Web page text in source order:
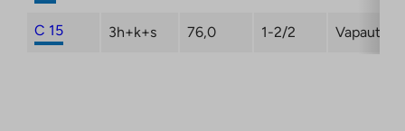
C 15 3h+k+s 76,0 1-2/2